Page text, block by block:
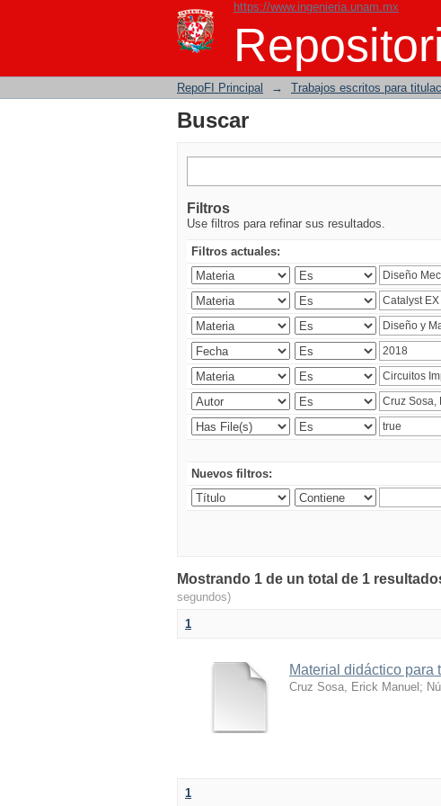
https://www.ingenieria.unam.mx
Buscar
RepoFI Principal → Trabajos escritos para
Buscar
Filtros
Use filtros para refinar sus resultados.
Filtros actuales:
Nuevos filtros:
Mostrando 1 de un total de 1
segundos)
1
Material didáctico para
Cruz Sosa, Erick Manuel ;
1